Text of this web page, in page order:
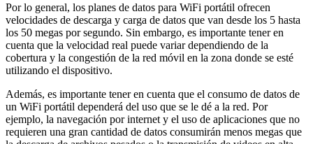
Por lo general, los planes de datos para WiFi portátil ofrecen
velocidades de descarga y carga de datos que van desde los 5 hasta
los 50 megas por segundo. Sin embargo, es importante tener en
cuenta que la velocidad real puede variar dependiendo de la
cobertura y la congestión de la red móvil en la zona donde se esté
utilizando el dispositivo.
Además, es importante tener en cuenta que el consumo de datos de
un WiFi portátil dependerá del uso que se le dé a la red. Por
ejemplo, la navegación por internet y el uso de aplicaciones que no
requieren una gran cantidad de datos consumirán menos megas que